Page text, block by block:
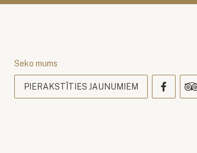
Seko mums
PIERAKSTĪTIES JAUNUMIEM